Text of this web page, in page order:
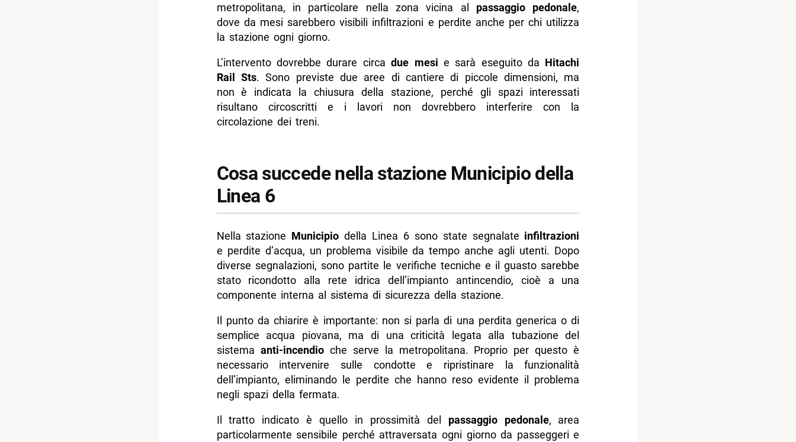
metropolitana, in particolare nella zona vicina al passaggio pedonale,
dove da mesi sarebbero visibili infiltrazioni e perdite anche per chi utilizza
la stazione ogni giorno.
L’intervento dovrebbe durare circadue mesi e sarà eseguito da Hitachi
Rail Sts. Sono previste due aree di cantiere di piccole dimensioni, ma
non è indicata la chiusura della stazione, perché gli spazi interessati
risultano circoscritti e i lavori non dovrebbero interferire con la
circolazione dei treni.
Cosa succede nella stazione Municipio della
Linea 6
Nella stazione Municipio della Linea 6 sono state segnalate infiltrazioni
e perdite d’acqua, un problema visibile da tempo anche agli utenti. Dopo
diverse segnalazioni, sono partite le verifiche tecniche e il guasto sarebbe
stato ricondotto alla rete idrica dell’impianto antincendio, cioè a una
componente interna al sistema di sicurezza della stazione.
Il punto da chiarire è importante: non si parla di una perdita generica o di
semplice acqua piovana, ma di una criticità legata alla tubazione del
sistema anti-incendioche serve la metropolitana. Proprio per questo è
necessario intervenire sulle condotte e ripristinare la funzionalità
dell’impianto, eliminando le perdite che hanno reso evidente il problema
negli spazi della fermata.
Il tratto indicato è quello in prossimità del passaggio pedonale, area
particolarmente sensibile perché attraversata ogni giorno da passeggeri e